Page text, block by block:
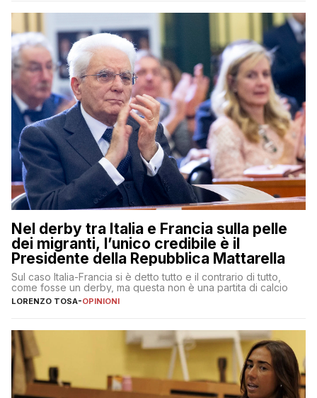
Nel derby tra Italia e Francia sulla pelle
dei migranti, l’unico credibile è il
Presidente della Repubblica Mattarella
Sul caso Italia-Francia si è detto tutto e il contrario di tutto,
come fosse un derby, ma questa non è una partita di calcio
LORENZO TOSA-OPINIONI